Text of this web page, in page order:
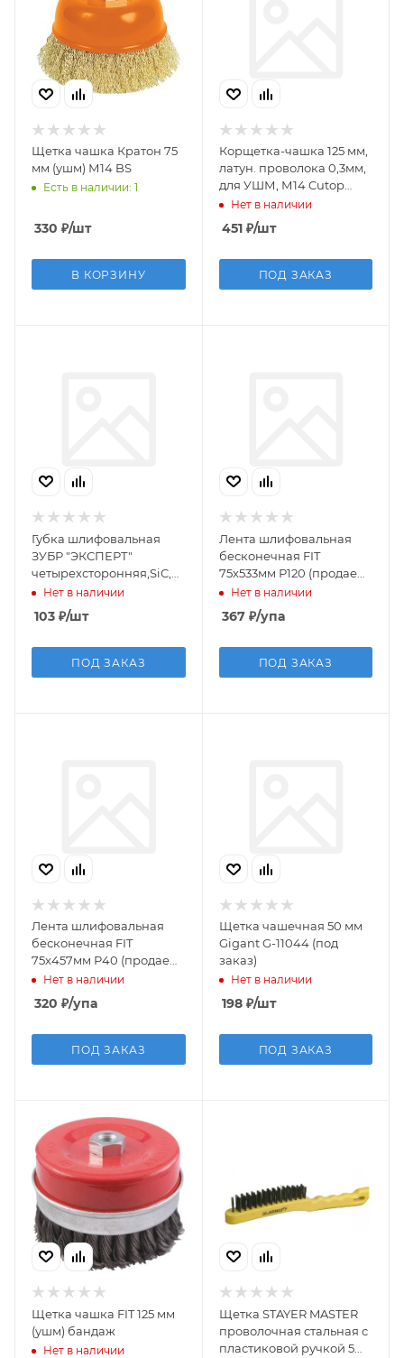
Щетка чашка Кратон 75
мм (ушм) М14 BS
Есть в наличии: 1
330 ₽/шт
В КОРЗИНУ
Корщетка-чашка 125 мм,
латун. проволока 0,3мм,
для УШМ, М14 Cutop
(арт. 82-518)
Нет в наличии
451₽/шт
ПОД ЗАКАЗ
Губка шлифовальная
ЗУБР "ЭКСПЕРТ"
четырехсторонняя,SiC,
средняя жесткость, Р120,
100х68х26мм
Нет в наличии
103 ₽/шт
ПОД ЗАКАЗ
Лента шлифовальная
бесконечная FIT
75х533мм Р120 (продаем
упак. 5шт)
Нет в наличии
367₽/упа
ПОД ЗАКАЗ
Лента шлифовальная
бесконечная FIT
75х457мм Р40 (продаем
упак. 5шт)
Нет в наличии
320 ₽/упа
ПОД ЗАКАЗ
Щетка чашечная 50 мм
Gigant G-11044 (под
заказ)
Нет в наличии
198₽/шт
ПОД ЗАКАЗ
Щетка чашка FIT 125 мм
(ушм) бандаж
Нет в наличии
Щетка STAYER MASTER
проволочная стальная с
пластиковой ручкой 5